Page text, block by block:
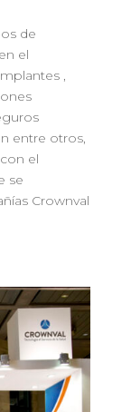
de
el
,
entre otros,
el
se
Crownval